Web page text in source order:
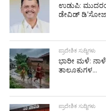
ಉಡುಪಿ:
ಡೇವಿಡ್
ಪ್ರಾದೇಶಿಕ ಸುದ್ದಿಗಳು
ಭಾರೀ ಮಳೆ: ನಾಳೆ
ತಾಲೂಕುಗಳ...
ಪ್ರಾದೇಶಿಕ ಸುದ್ದಿಗಳು